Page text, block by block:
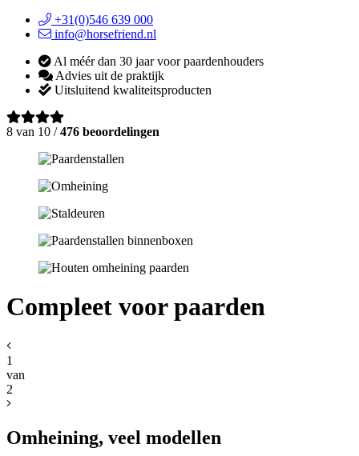
+31(0)546 639 000
info@horsefriend.nl
Al méér dan 30 jaar voor paardenhouders
Advies uit de praktijk
Uitsluitend kwaliteitsproducten
8 van 10 /476 beoordelingen
Compleet voor paarden
1
van
2
Omheining, veel modellen